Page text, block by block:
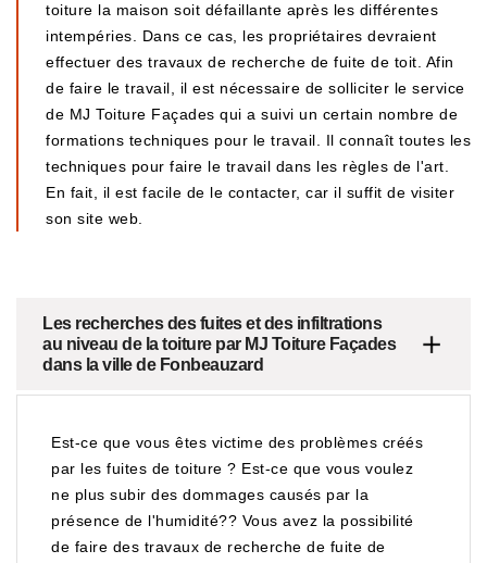
toiture la maison soit défaillante après les différentes
intempéries. Dans ce cas, les propriétaires devraient
effectuer des travaux de recherche de fuite de toit. Afin
de faire le travail, il est nécessaire de solliciter le service
de MJ Toiture Façades qui a suivi un certain nombre de
formations techniques pour le travail. Il connaît toutes les
techniques pour faire le travail dans les règles de l'art.
En fait, il est facile de le contacter, car il suffit de visiter
son site web.
Les recherches des fuites et des infiltrations
au niveau de la toiture par MJ Toiture Façades
dans la ville de Fonbeauzard
Est-ce que vous êtes victime des problèmes créés
par les fuites de toiture ? Est-ce que vous voulez
ne plus subir des dommages causés par la
présence de l'humidité?? Vous avez la possibilité
de faire des travaux de recherche de fuite de